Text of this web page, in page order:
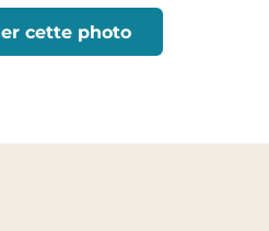
cette photo